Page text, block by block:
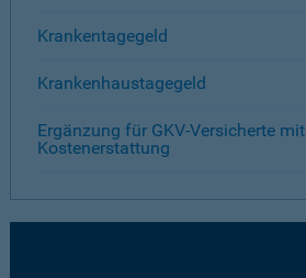
Krankentagegeld
Krankenhaustagegeld
Ergänzung für GKV-Versicherte mit
Kostenerstattung